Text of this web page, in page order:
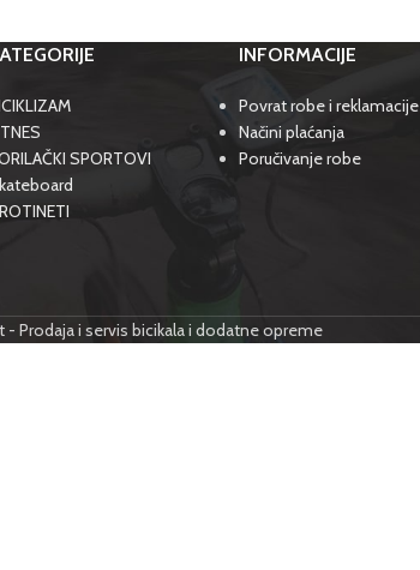
SPORTOVI
INFORMACIJE
Povrat robe i reklamacije
Načini plaćanja
Poručivanje robe
Prodaja i servis bicikala i dodatne opreme